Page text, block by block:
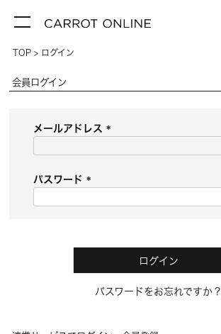
TOP ログイン
会員ログイン
メールアドレス
パスワード
ログイン
パスワードをお忘れですか？